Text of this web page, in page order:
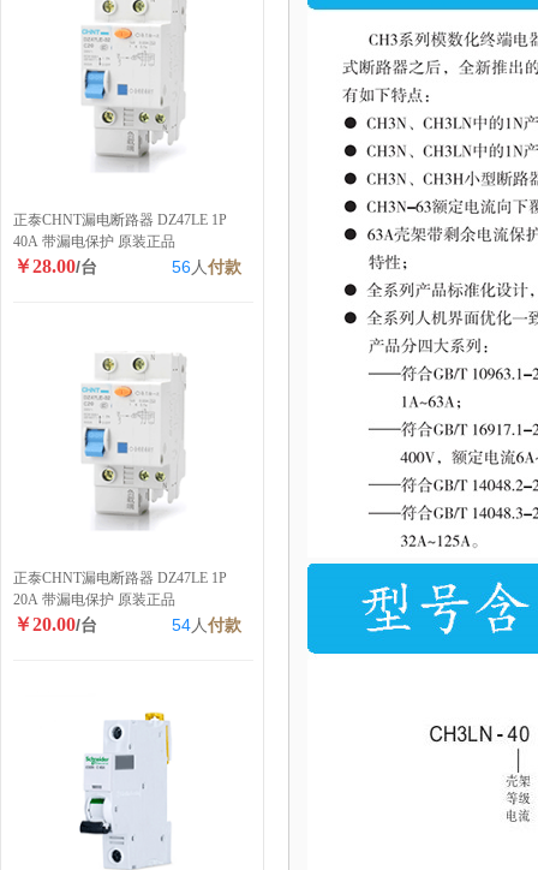
正泰CHNT漏电断路器 DZ47LE 1P
40A 带漏电保护 原装正品
￥28.00/台 56人付款
正泰CHNT漏电断路器 DZ47LE 1P
20A 带漏电保护 原装正品
￥20.00/台 54人付款